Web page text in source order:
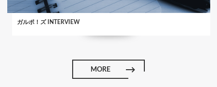
ガルポ！ズ INTERVIEW
MORE